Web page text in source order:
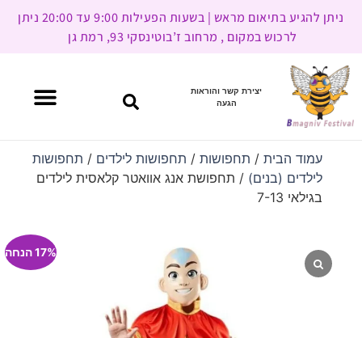
ניתן להגיע בתיאום מראש | בשעות הפעילות 9:00 עד 20:00 ניתן
לרכוש במקום , מרחוב ז’בוטינסקי 93, רמת גן
יצירת קשר והוראות
הגעה
עמוד הבית/ תחפושות/ תחפושות לילדים / תחפושות
לילדים (בנים) / תחפושת אנג אוואטר קלאסית לילדים
בגילאי 7-13
17% הנחה